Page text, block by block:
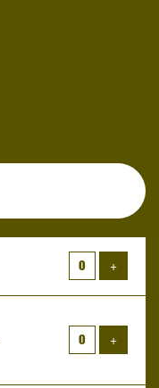
+Voeg
+Voeg